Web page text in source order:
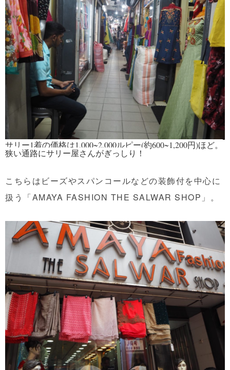
サリー1着の価格は1,000~2,000ルピー(約600~1,200円)ほど。
狭い通路にサリー屋さんがぎっしり！
こちらはビーズやスパンコールなどの装飾付を中心に
扱う「AMAYA FASHION THE SALWAR SHOP」。